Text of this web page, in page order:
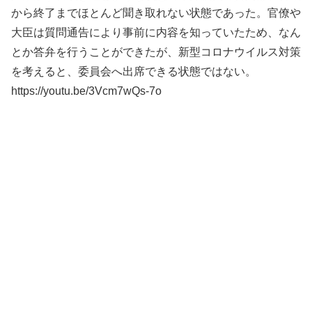
から終了までほとんど聞き取れない状態であった。官僚や
大臣は質問通告により事前に内容を知っていたため、なん
とか答弁を行うことができたが、新型コロナウイルス対策
を考えると、委員会へ出席できる状態ではない。
https://youtu.be/3Vcm7wQs-7o